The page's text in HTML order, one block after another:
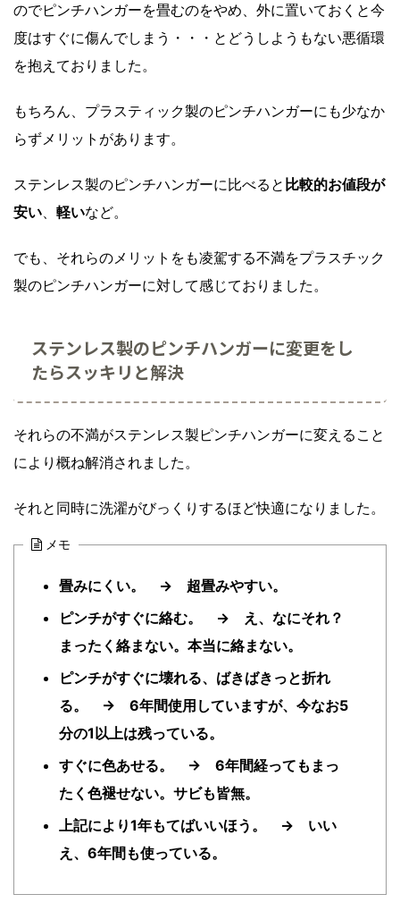
のでピンチハンガーを畳むのをやめ、外に置いておくと今
度はすぐに傷んでしまう・・・とどうしようもない悪循環
を抱えておりました。
もちろん、プラスティック製のピンチハンガーにも少なか
らずメリットがあります。
ステンレス製のピンチハンガーに比べると 比較的お値段が
安い、 軽いなど。
でも、それらのメリットをも凌駕する不満をプラスチック
製のピンチハンガーに対して感じておりました。
ステンレス製のピンチハンガーに変更をし
たらスッキリと解決
それらの不満がステンレス製ピンチハンガーに変えること
により概ね解消されました。
それと同時に洗濯がびっくりするほど快適になりました。
メモ
畳みにくい。 → 超畳みやすい。
ピンチがすぐに絡む。 → え、なにそれ？
まったく絡まない。本当に絡まない。
ピンチがすぐに壊れる、ばきばきっと折れ
る。 → 6年間使用していますが、今なお5
分の1以上は残っている。
すぐに色あせる。 → 6年間経ってもまっ
たく色褪せない。サビも皆無。
上記により1年もてばいいほう。 → いい
え、6年間も使っている。